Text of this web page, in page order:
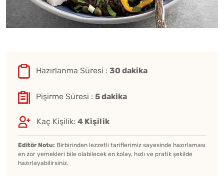
Hazırlanma Süresi : 30 dakika
Pişirme Süresi : 5 dakika
Kaç Kişilik: 4 Kişilik
Editör Notu: Birbirinden lezzetli tariflerimiz sayesinde hazırlaması
en zor yemekleri bile olabilecek en kolay, hızlı ve pratik şekilde
hazırlayabilirsiniz.